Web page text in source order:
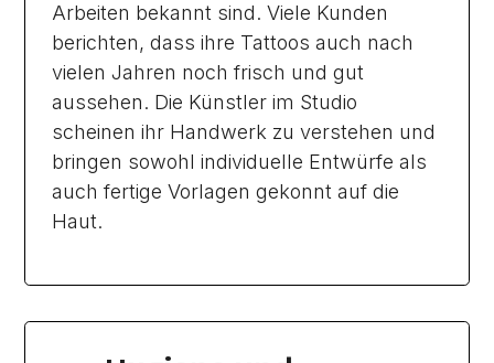
Arbeiten bekannt sind. Viele Kunden
berichten, dass ihre Tattoos auch nach
vielen Jahren noch frisch und gut
aussehen. Die Künstler im Studio
scheinen ihr Handwerk zu verstehen und
bringen sowohl individuelle Entwürfe als
auch fertige Vorlagen gekonnt auf die
Haut.